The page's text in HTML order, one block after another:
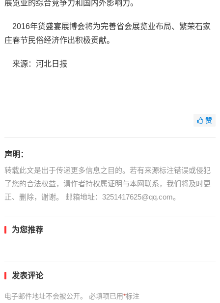
展览业的综合竞争力和国内外影响力。
2016年货盛宴展博会将为完善省会展览业布局、繁荣石家
庄春节民俗经济作出积极贡献。
来源：河北日报
赞
声明：
转载此文是出于传递更多信息之目的。若有来源标注错误或侵犯
了您的合法权益，请作者持权属证明与本网联系，我们将及时更
正、删除，谢谢。 邮箱地址：3251417625@qq.com。
为您推荐
发表评论
电子邮件地址不会被公开。 必填项已用*标注